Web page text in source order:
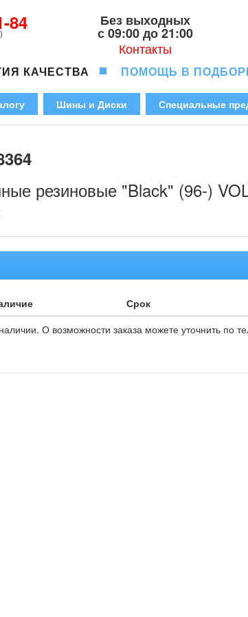
84 Без выходных
с 09:00 до 21:00
Контакты
КАЧЕСТВА ПОМОЩЬ В
Шины и Диски Специальные
резиновые "Black" (96-)
Срок
О возможности заказа можете уточнить по